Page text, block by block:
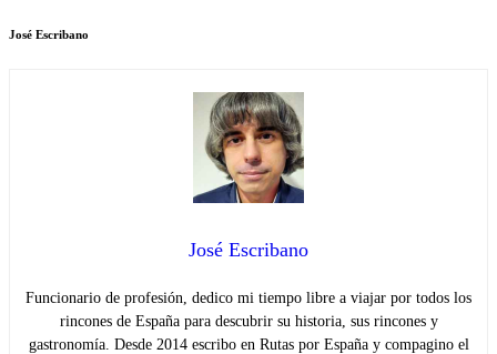
José Escribano
José Escribano
Funcionario de profesión, dedico mi tiempo libre a viajar por todos los
rincones de España para descubrir su historia, sus rincones y
gastronomía. Desde 2014 escribo en Rutas por España y compagino el